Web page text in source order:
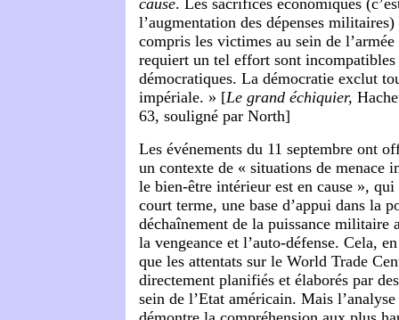
l’augmentation des dépenses
compris les victimes au sein de
requiert un tel effort sont
démocratiques. La démocratie exclut
impériale. » [Le grand échiquier,
63, souligné par North]
Les événements du 11 septembre ont
un contexte de « situations de menace
le bien-être intérieur est en cause »,
court terme, une base d’appui dans la
déchaînement de la puissance militaire
la vengeance et l’auto-défense. Cela,
que les attentats sur le World Trade
directement planifiés et élaborés par
sein de l’Etat américain. Mais